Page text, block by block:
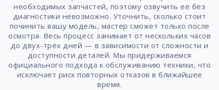
необходимых запчастей, поэтому озвучить её без
диагностики невозможно. Уточнить, сколько стоит
починить вашу модель, мастер сможет только после
осмотра. Весь процесс занимает от нескольких часов
до двух-трёх дней — в зависимости от сложности и
доступности деталей. Мы придерживаемся
официального подхода к обслуживанию техники, что
исключает риск повторных отказов в ближайшее
время.